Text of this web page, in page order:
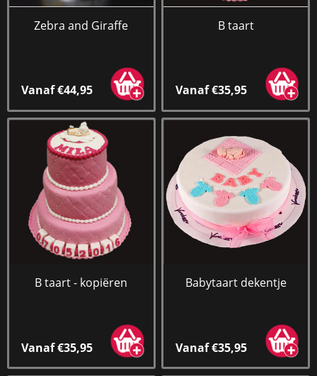
Zebra and Giraffe
Vanaf €44,95
B taart
Vanaf €35,95
B taart - kopiëren
Vanaf €35,95
Babytaart dekentje
Vanaf €35,95